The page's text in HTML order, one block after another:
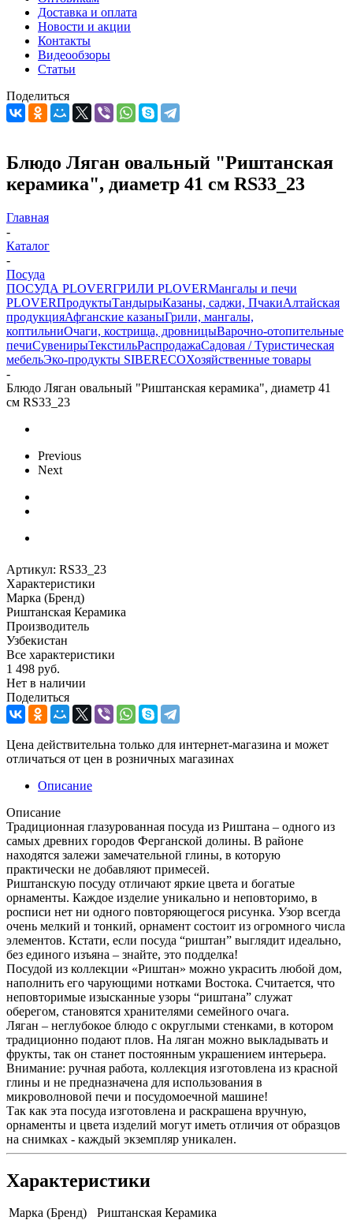
Доставка и оплата
Новости и акции
Контакты
Видеообзоры
Статьи
Поделиться
Блюдо Ляган овальный "Риштанская
керамика", диаметр 41 см RS33_23
Главная
-
Каталог
-
Посуда
ПОСУДА PLOVERГРИЛИ PLOVERМангалы и печи
PLOVERПродуктыТандырыКазаны, саджи, ПчакиАлтайская
продукцияАфганские казаныГрили, мангалы,
коптильниОчаги, кострища, дровницыВарочно-отопительные
печиСувенирыТекстильРаспродажаСадовая / Туристическая
мебельЭко-продукты SIBERECOХозяйственные товары
-
Блюдо Ляган овальный "Риштанская керамика", диаметр 41
см RS33_23
Previous
Next
Артикул: RS33_23
Характеристики
Марка (Бренд)
Риштанская Керамика
Производитель
Узбекистан
Все характеристики
1 498 руб.
Нет в наличии
Поделиться
Цена действительна только для интернет-магазина и может
отличаться от цен в розничных магазинах
Описание
Описание
Традиционная глазурованная посуда из Риштана – одного из
самых древних городов Ферганской долины. В районе
находятся залежи замечательной глины, в которую
практически не добавляют примесей.
Риштанскую посуду отличают яркие цвета и богатые
орнаменты. Каждое изделие уникально и неповторимо, в
росписи нет ни одного повторяющегося рисунка. Узор всегда
очень мелкий и тонкий, орнамент состоит из огромного числа
элементов. Кстати, если посуда “риштан” выглядит идеально,
без единого изъяна – знайте, это подделка!
Посудой из коллекции «Риштан» можно украсить любой дом,
наполнить его чарующими нотками Востока. Считается, что
неповторимые изысканные узоры “риштана” служат
оберегом, становятся хранителями семейного очага.
Ляган – неглубокое блюдо с округлыми стенками, в котором
традиционно подают плов. На ляган можно выкладывать и
фрукты, так он станет постоянным украшением интерьера.
Внимание: ручная работа, коллекция изготовлена из красной
глины и не предназначена для использования в
микроволновой печи и посудомоечной машине!
Так как эта посуда изготовлена и раскрашена вручную,
орнаменты и цвета изделий могут иметь отличия от образцов
на снимках - каждый экземпляр уникален.
Характеристики
Марка (Бренд)
Риштанская Керамика